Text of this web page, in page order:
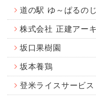
道の駅 ゆ～ぱるの
株式会社 正建アー
坂口果樹園
坂本養鶏
登米ライスサービス